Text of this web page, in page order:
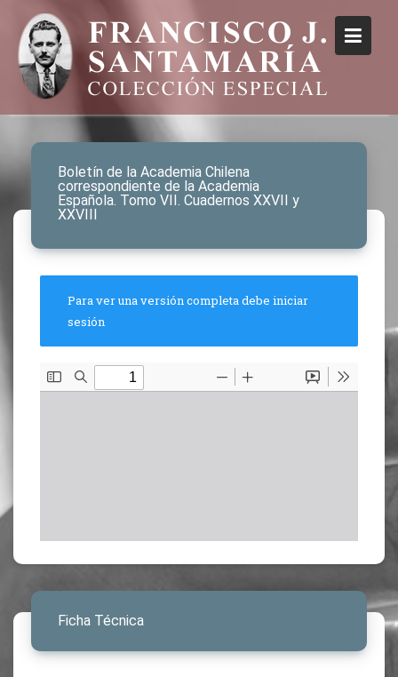
Boletín de la Academia Chilena
correspondiente de la Academia
Española. Tomo VII. Cuadernos XXVII y
XXVIII
Para ver una versión completa debe iniciar
sesión
Ficha Técnica